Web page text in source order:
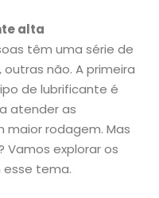
alta
têm uma série de
não. A primeira
de lubrificante é
atender as
maior rodagem. Mas
Vamos explorar os
tema.